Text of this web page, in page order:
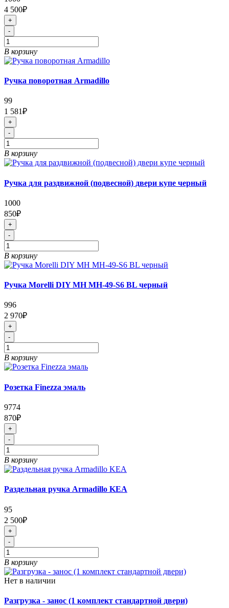
4 500₽
+
-
В корзину
Ручка поворотная Armadillo
99
1 581₽
+
-
В корзину
Ручка для раздвижной (подвесной) двери купе черный
1000
850₽
+
-
В корзину
Ручка Morelli DIY MH MH-49-S6 BL черный
996
2 970₽
+
-
В корзину
Розетка Finezza эмаль
9774
870₽
+
-
В корзину
Раздельная ручка Armadillo KEA
95
2 500₽
+
-
В корзину
Нет в наличии
Разгрузка - занос (1 комплект стандартной двери)